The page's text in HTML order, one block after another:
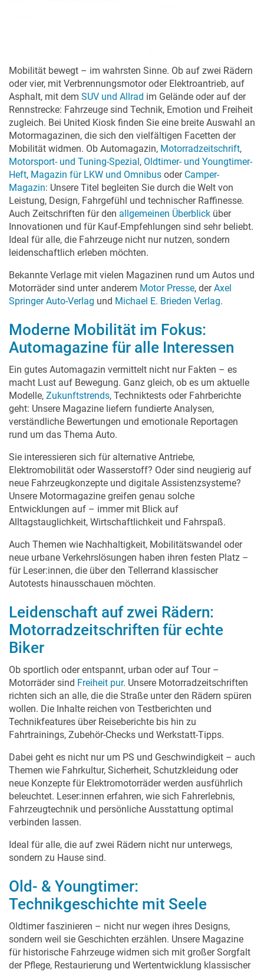
Mobilität bewegt – im wahrsten Sinne. Ob auf zwei Rädern
oder vier, mit Verbrennungsmotor oder Elektroantrieb, auf
Asphalt, mit dem SUV und Allrad im Gelände oder auf der
Rennstrecke: Fahrzeuge sind Technik, Emotion und Freiheit
zugleich. Bei United Kiosk finden Sie eine breite Auswahl an
Motormagazinen, die sich den vielfältigen Facetten der
Mobilität widmen. Ob Automagazin, Motorradzeitschrift,
Motorsport- und Tuning-Spezial, Oldtimer- und Youngtimer-
Heft, Magazin für LKW und Omnibus oder Camper-
Magazin: Unsere Titel begleiten Sie durch die Welt von
Leistung, Design, Fahrgefühl und technischer Raffinesse.
Auch Zeitschriften für den allgemeinen Überblick über
Innovationen und für Kauf-Empfehlungen sind sehr beliebt.
Ideal für alle, die Fahrzeuge nicht nur nutzen, sondern
leidenschaftlich erleben möchten.
Bekannte Verlage mit vielen Magazinen rund um Autos und
Motorräder sind unter anderem Motor Presse, derAxel
Springer Auto-Verlag und Michael E. Brieden Verlag.
Moderne Mobilität im Fokus:
Automagazine für alle Interessen
Ein gutes Automagazin vermittelt nicht nur Fakten – es
macht Lust auf Bewegung. Ganz gleich, ob es um aktuelle
Modelle, Zukunftstrends, Techniktests oder Fahrberichte
geht: Unsere Magazine liefern fundierte Analysen,
verständliche Bewertungen und emotionale Reportagen
rund um das Thema Auto.
Sie interessieren sich für alternative Antriebe,
Elektromobilität oder Wasserstoff? Oder sind neugierig auf
neue Fahrzeugkonzepte und digitale Assistenzsysteme?
Unsere Motormagazine greifen genau solche
Entwicklungen auf – immer mit Blick auf
Alltagstauglichkeit, Wirtschaftlichkeit und Fahrspaß.
Auch Themen wie Nachhaltigkeit, Mobilitätswandel oder
neue urbane Verkehrslösungen haben ihren festen Platz –
für Leser:innen, die über den Tellerrand klassischer
Autotests hinausschauen möchten.
Leidenschaft auf zwei Rädern:
Motorradzeitschriften für echte
Biker
Ob sportlich oder entspannt, urban oder auf Tour –
Motorräder sind Freiheit pur. Unsere Motorradzeitschriften
richten sich an alle, die die Straße unter den Rädern spüren
wollen. Die Inhalte reichen von Testberichten und
Technikfeatures über Reiseberichte bis hin zu
Fahrtrainings, Zubehör-Checks und Werkstatt-Tipps.
Dabei geht es nicht nur um PS und Geschwindigkeit – auch
Themen wie Fahrkultur, Sicherheit, Schutzkleidung oder
neue Konzepte für Elektromotorräder werden ausführlich
beleuchtet. Leser:innen erfahren, wie sich Fahrerlebnis,
Fahrzeugtechnik und persönliche Ausstattung optimal
verbinden lassen.
Ideal für alle, die auf zwei Rädern nicht nur unterwegs,
sondern zu Hause sind.
Old- & Youngtimer:
Technikgeschichte mit Seele
Oldtimer faszinieren – nicht nur wegen ihres Designs,
sondern weil sie Geschichten erzählen. Unsere Magazine
für historische Fahrzeuge widmen sich mit großer Sorgfalt
der Pflege, Restaurierung und Wertentwicklung klassischer